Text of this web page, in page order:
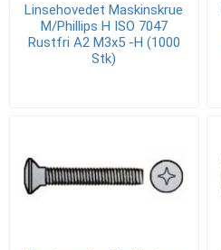
Linsehovedet Maskinskrue
M/Phillips H ISO 7047
Rustfri A2 M3x5 -H (1000
Stk)